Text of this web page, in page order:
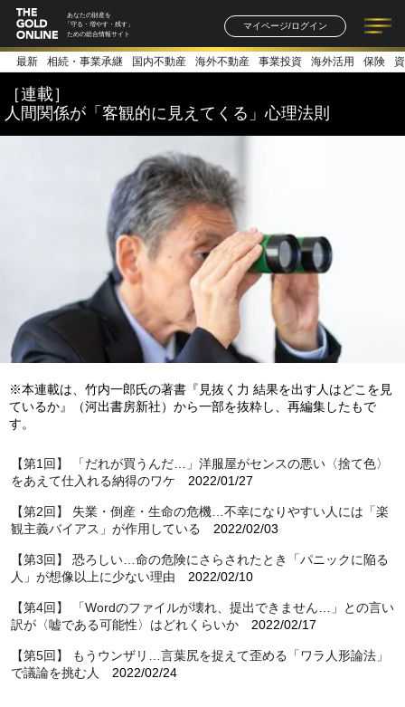
あなたの財産を
「守る・増やす・残す」
ための総合情報サイト
マイページ/ログイン
記事一覧 連載一覧
著者一覧 書籍一覧
最新 相続・事業承継 国内不動産 海外不動産 事業投資 海外活用 保険
［連載］
人間関係が「客観的に見えてくる」心理法則
※本連載は、竹内一郎氏の著書『見抜く力 結果を出す人はどこを見
ているか』（河出書房新社）から一部を抜粋し、再編集したもで
す。
【第1回】 「だれが買うんだ…」洋服屋がセンスの悪い〈捨て色〉
をあえて仕入れる納得のワケ 2022/01/27
【第2回】 失業・倒産・生命の危機…不幸になりやすい人には「楽
観主義バイアス」が作用している
2022/02/03
【第3回】 恐ろしい…命の危険にさらされたとき「パニックに陥る
人」が想像以上に少ない理由 2022/02/10
【第4回】 「Wordのファイルが壊れ、提出できません…」との言い
訳が〈嘘である可能性〉はどれくらいか 2022/02/17
【第5回】 もうウンザリ…言葉尻を捉えて歪める「ワラ人形論法」
で議論を挑む人
2022/02/24